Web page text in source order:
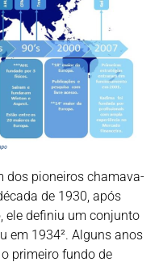
dos pioneiros chamava-
de 1930, após
ele definiu um conjunto
em 1934². Alguns anos
primeiro fundo de